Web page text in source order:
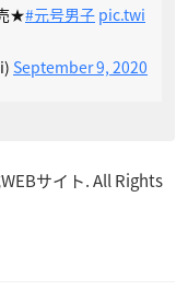
★#元号男子 pic.twi
September 9, 2020
サイト. All Rights